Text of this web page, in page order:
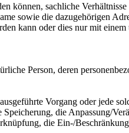
können, sachliche
sowie die dazugehörigen
kann oder dies nur mit
Person, deren
Vorgang oder jede
die Anpassung/
die Ein-/